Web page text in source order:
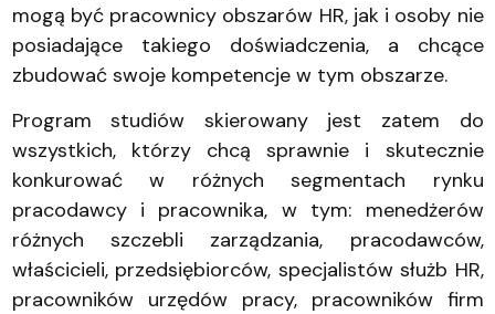
mogą być pracownicy obszarów HR, jak i osoby nie
posiadające takiego doświadczenia, a chcące
zbudować swoje kompetencje w tym obszarze.
Program studiów skierowany jest zatem do
wszystkich, którzy chcą sprawnie i skutecznie
konkurować w różnych segmentach rynku
pracodawcy i pracownika, w tym: menedżerów
różnych szczebli zarządzania, pracodawców,
właścicieli, przedsiębiorców, specjalistów służb HR,
pracowników urzędów pracy, pracowników firm